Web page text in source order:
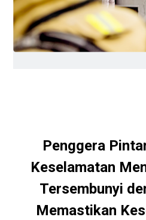
Penggera
Keselamatan
Tersembunyi
Memastikan